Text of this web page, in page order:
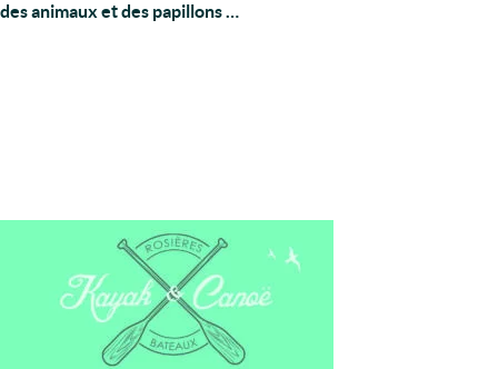
des animaux et des papillons …